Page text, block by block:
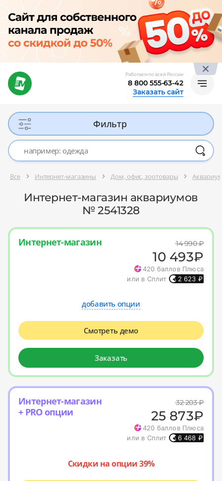
Работаем по всей России
8 800 555-63-42
Заказать сайт
Фильтр
Все Интернет-магазины Дом, офис, зоотовары
Интернет-магазин аквариумов
№ 2541328
Интернет-магазин 14 990₽
10 493₽
420 баллов Плюса
или в Сплит
2 623 ₽
добавить опции
Смотреть демо
Заказать
Интернет-магазин
+ PRO опции
32 203₽
25 873₽
420 баллов Плюса
или в Сплит
6 468 ₽
Скидки на опции 39%